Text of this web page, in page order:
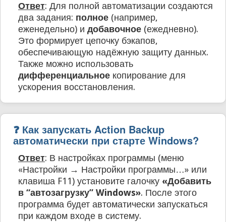
Ответ: Для полной автоматизации создаются
два задания: полное (например,
еженедельно) и добавочное (ежедневно).
Это формирует цепочку бэкапов,
обеспечивающую надёжную защиту данных.
Также можно использовать
дифференциальное копирование для
ускорения восстановления.
❓ Как запускать Action Backup
автоматически при старте Windows?
Ответ: В настройках программы (меню
«Настройки → Настройки программы…» или
клавиша F11) установите галочку «Добавить
в “автозагрузку” Windows». После этого
программа будет автоматически запускаться
при каждом входе в систему.